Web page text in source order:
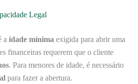
Legal
a idade mínima exigida para abrir uma
financeiras requerem que o cliente
. Para menores de idade, é necessário
para fazer a abertura.